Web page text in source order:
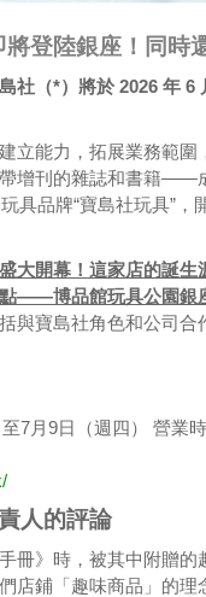
登陸銀座！同時
社（*）將於 2026 年
立能力，拓展業務範圍
增刊的雜誌和書籍——
具品牌“寶島社玩具”，
大開幕！這家店的誕
——博品館玩具公園銀
與寶島社角色和公司
7月9日（週四） 營業
人的評論
冊》時，被其中附贈
店鋪「趣味商品」的